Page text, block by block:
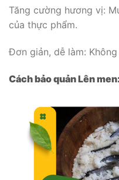
Tăng cường hương vị:
của thực phẩm.
Đơn giản, dễ làm:
Cách bảo quản Lên men: